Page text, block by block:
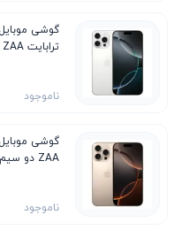
ترابایت ZAA دو سیم‌ کارت - نات اکتیو
ناموجود
ZAA دو سیم‌ کارت - نات اکتیو
ناموجود